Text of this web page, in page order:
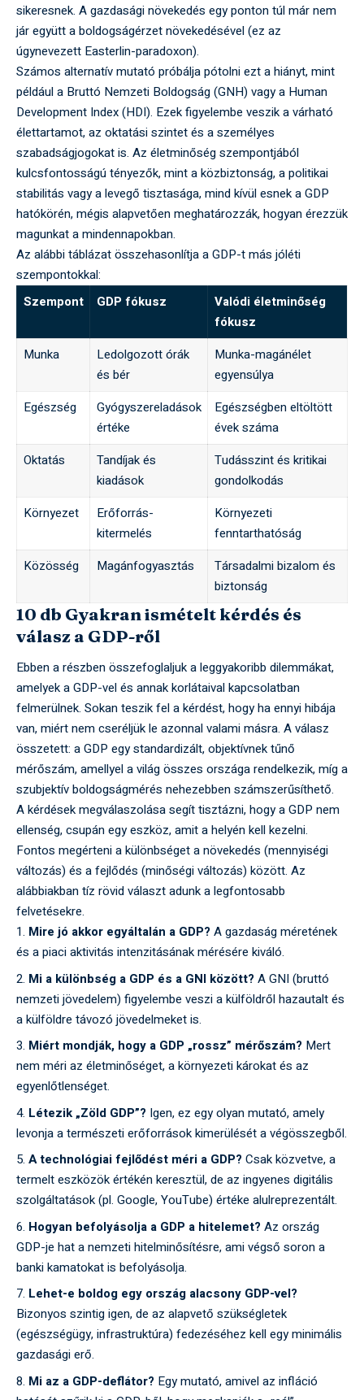
sikeresnek. A gazdasági növekedés egy ponton túl már nem
jár együtt a boldogságérzet növekedésével (ez az
úgynevezett Easterlin-paradoxon).
Számos alternatív mutató próbálja pótolni ezt a hiányt, mint
például a Bruttó Nemzeti Boldogság (GNH) vagy a Human
Development Index (HDI). Ezek figyelembe veszik a várható
élettartamot, az oktatási szintet és a személyes
szabadságjogokat is. Az életminőség szempontjából
kulcsfontosságú tényezők, mint a közbiztonság, a politikai
stabilitás vagy a levegő tisztasága, mind kívül esnek a GDP
hatókörén, mégis alapvetően meghatározzák, hogyan érezzük
magunkat a mindennapokban.
Az alábbi táblázat összehasonlítja a GDP-t más jóléti
szempontokkal:
Szempont
GDP fókusz
Valódi életminőség
fókusz
Munka
Ledolgozott órák
és bér
Munka-magánélet
egyensúlya
Egészség
Gyógyszereladások
értéke
Egészségben eltöltött
évek száma
Oktatás
Tandíjak és
kiadások
Tudásszint és kritikai
gondolkodás
Környezet
Erőforrás-
kitermelés
Környezeti
fenntarthatóság
Közösség
Magánfogyasztás
Társadalmi bizalom és
biztonság
10 db Gyakran ismételt kérdés és
válasz a GDP-ről
Ebben a részben összefoglaljuk a leggyakoribb dilemmákat,
amelyek a GDP-vel és annak korlátaival kapcsolatban
felmerülnek. Sokan teszik fel a kérdést, hogy ha ennyi hibája
van, miért nem cseréljük le azonnal valami másra. A válasz
összetett: a GDP egy standardizált, objektívnek tűnő
mérőszám, amellyel a világ összes országa rendelkezik, míg a
szubjektív boldogságmérés nehezebben számszerűsíthető.
A kérdések megválaszolása segít tisztázni, hogy a GDP nem
ellenség, csupán egy eszköz, amit a helyén kell kezelni.
Fontos megérteni a különbséget a növekedés (mennyiségi
változás) és a fejlődés (minőségi változás) között. Az
alábbiakban tíz rövid választ adunk a legfontosabb
felvetésekre.
Mire jó akkor egyáltalán a GDP? A gazdaság méretének
és a piaci aktivitás intenzitásának mérésére kiváló.
Mi a különbség a GDP és a GNI között? A GNI (bruttó
nemzeti jövedelem) figyelembe veszi a külföldről hazautalt és
a külföldre távozó jövedelmeket is.
Miért mondják, hogy a GDP „rossz” mérőszám? Mert
nem méri az életminőséget, a környezeti károkat és az
egyenlőtlenséget.
Létezik „Zöld GDP”? Igen, ez egy olyan mutató, amely
levonja a természeti erőforrások kimerülését a végösszegből.
A technológiai fejlődést méri a GDP? Csak közvetve, a
termelt eszközök értékén keresztül, de az ingyenes digitális
szolgáltatások (pl. Google, YouTube) értéke alulreprezentált.
Hogyan befolyásolja a GDP a hitelemet? Az ország
GDP-je hat a nemzeti hitelminősítésre, ami végső soron a
banki kamatokat is befolyásolja.
Lehet-e boldog egy ország alacsony GDP-vel?
Bizonyos szintig igen, de az alapvető szükségletek
(egészségügy, infrastruktúra) fedezéséhez kell egy minimális
gazdasági erő.
Mi az a GDP-deflátor? Egy mutató, amivel az infláció